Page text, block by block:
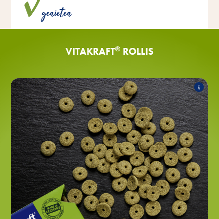
genietensuikers of kunstmatige smaakstoffen en
VITAKRAFT® ROLLIS
GRÜN Rollis
®
Het assortiment bestaat uit het volgende
product:
GRÜN Rollis
®
weidevoeder met luzerne